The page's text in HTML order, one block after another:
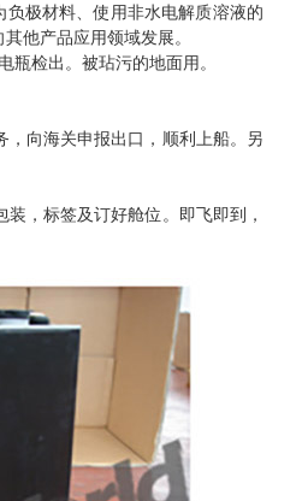
负极材料、使用非水电解质溶液的
他产品应用领域发展。
瓶检出。被玷污的地面用。
，向海关申报出口，顺利上船。另
，标签及订好舱位。即飞即到，